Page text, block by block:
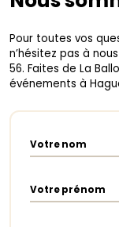
Pour toutes vos
n’hésitez pas à
56. Faites de La
événements à
Votre nom
Votre prénom